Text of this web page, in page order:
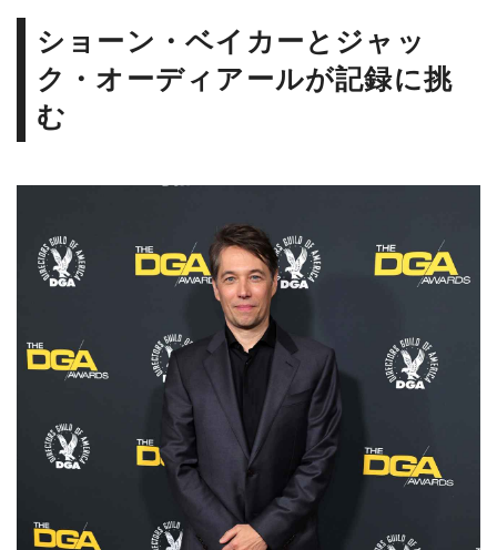
ショーン・ベイカーとジャッ
ク・オーディアールが記録に挑
む